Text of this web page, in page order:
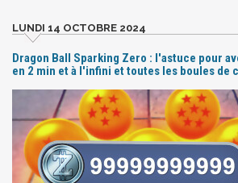
LUNDI 14 OCTOBRE 2024
Dragon Ball Sparking Zero : l'astuce pour
en 2 min et à l'infini et toutes les boules de